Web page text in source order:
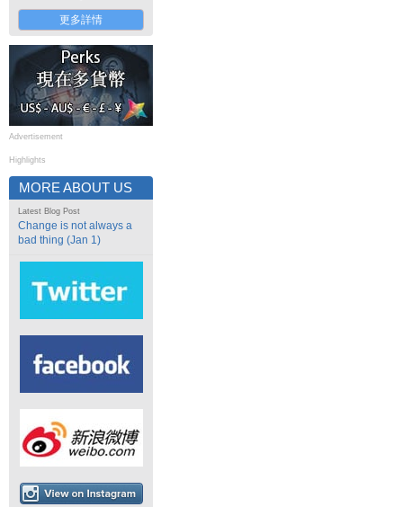
更多詳情
Advertisement
Highlights
MORE ABOUT US
Latest Blog Post
Change is not always a
bad thing (Jan 1)